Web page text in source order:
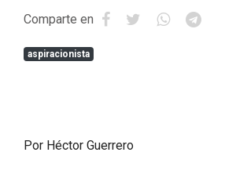
Comparte en
aspiracionista
Por Héctor Guerrero